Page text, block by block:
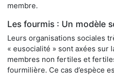
membre.
Les fourmis : Un modèle
Leurs organisations sociales
« eusocialité » sont axées sur
membres non fertiles et
fourmilière. Ce cas d’espèce